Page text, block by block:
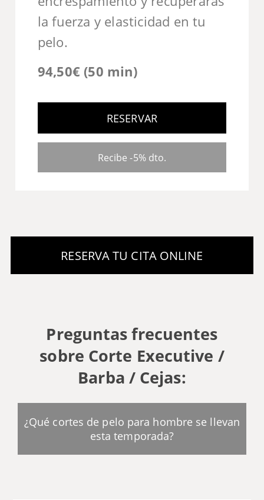
la fuerza y elasticidad en tu
pelo.
94,50€ (50 min)
RESERVAR
Recibe -5% dto.
Preguntas frecuentes
sobre Corte Executive /
Barba / Cejas:
¿Qué cortes de pelo para hombre se llevan
esta temporada?